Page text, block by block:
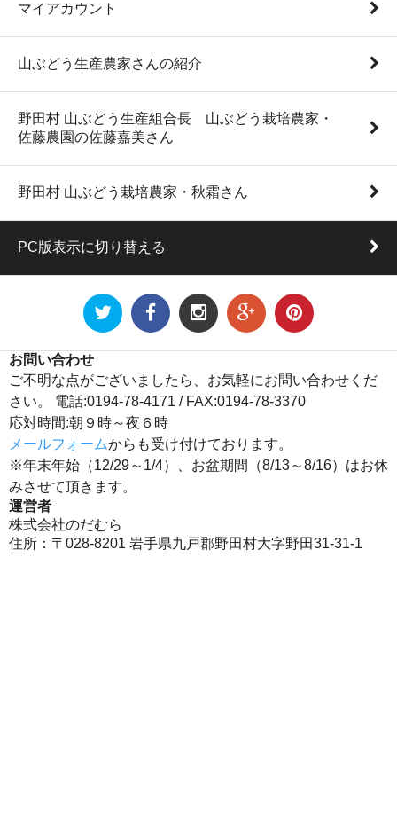
マイアカウント
山ぶどう生産農家さんの紹介
野田村 山ぶどう生産組合長 山ぶどう栽培農家・
佐藤農園の佐藤嘉美さん
野田村 山ぶどう栽培農家・秋霜さん
PC版表示に切り替える
お問い合わせ
ご不明な点がございましたら、お気軽にお問い合わせくだ
さい。 電話:0194-78-4171 / FAX:0194-78-3370
応対時間:朝９時～夜６時
メールフォームからも受け付けております。
※年末年始（12/29～1/4）、お盆期間（8/13～8/16）はお休
みさせて頂きます。
運営者
株式会社のだむら
住所：〒028-8201 岩手県九戸郡野田村大字野田31-31-1